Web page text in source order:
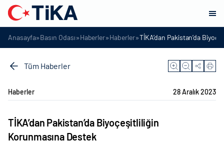
Anasayfa»Basın Odası»Haberler»Haberler»TİKA’dan Pakistan’da
Tüm Haberler
Haberler 28 Aralık 2023
TİKA’dan Pakistan’da Biyoçeşitliliğin
Korunmasına Destek